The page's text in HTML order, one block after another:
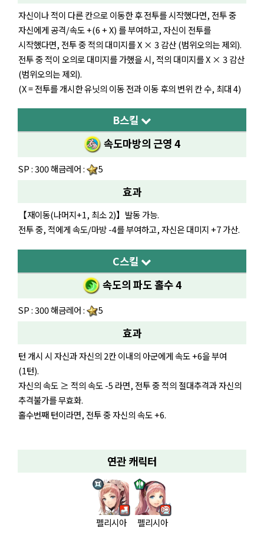
자신이나 적이 다른 칸으로 이동한 후 전투를 시작했다면, 전투 중
자신에게 공격/속도 +(6 + X) 를 부여하고, 자신이 전투를
시작했다면, 전투 중 적의 대미지를 X × 3 감산 (범위오의는 제외).
전투 중 적이 오의로 대미지를 가했을 시, 적의 대미지를 X × 3 감산
(범위오의는 제외).
(X = 전투를 개시한 유닛의 이동 전과 이동 후의 변위 칸 수, 최대 4)
B스킬
속도마방의 근영 4
SP : 300 해금레어 : 5
효과
【재이동(나머지+1, 최소 2)】발동 가능.
전투 중, 적에게 속도/마방 -4를 부여하고, 자신은 대미지 +7 가산.
C스킬
속도의 파도 홀수 4
SP : 300 해금레어 : 5
효과
턴 개시 시 자신과 자신의 2칸 이내의 아군에게 속도 +6을 부여
(1턴).
자신의 속도 ≥ 적의 속도 -5 라면, 전투 중 적의 절대추격과 자신의
추격불가를 무효화.
홀수번째 턴이라면, 전투 중 자신의 속도 +6.
연관 캐릭터
펠리시아 펠리시아